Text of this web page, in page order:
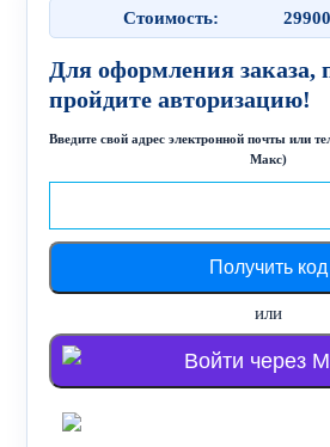
Стоимость: 29900
Для оформления заказа,
пройдите авторизацию!
Введите свой адрес электронной почты или
Макс)
или
Войти через
Войти через Яндекс